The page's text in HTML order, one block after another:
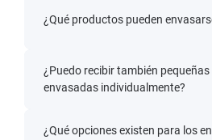
¿Qué productos pueden
¿Puedo recibir también
envasadas individualmente?
¿Qué opciones existen para los